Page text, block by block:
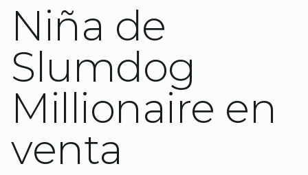
Niña de
Slumdog
Millionaire en
venta